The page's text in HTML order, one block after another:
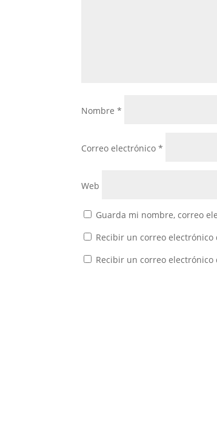
Nombre*
Correo electrónico*
Web
Guarda mi nombre, correo
Recibir un correo
Recibir un correo electrónico